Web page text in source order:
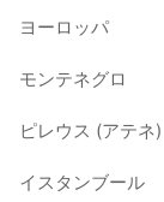
ヨーロッパ
モンテネグロ
ピレウス (アテネ)
イスタンブール